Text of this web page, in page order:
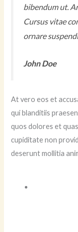
bibendum ut.
Cursus vitae
ornare
John Doe
At vero eos et
qui blanditiis
quos dolores et
cupiditate non
deserunt mollitia